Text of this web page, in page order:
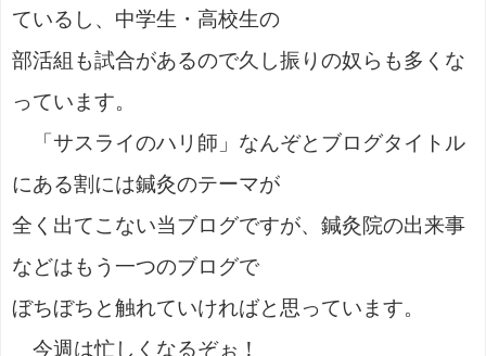
ているし、中学生・高校生の
部活組も試合があるので久し振りの奴らも多くな
っています。
「サスライのハリ師」なんぞとブログタイトル
にある割には鍼灸のテーマが
全く出てこない当ブログですが、鍼灸院の出来事
などはもう一つのブログで
ぼちぼちと触れていければと思っています。
今週は忙しくなるぞぉ！